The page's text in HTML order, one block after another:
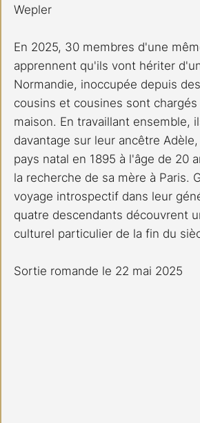
Wepler
En 2025, 30 membres d'une
apprennent qu'ils vont hériter
Normandie, inoccupée depuis
cousins et cousines sont
maison. En travaillant ensemble,
davantage sur leur ancêtre
pays natal en 1895 à l'âge de 20
la recherche de sa mère à Paris.
voyage introspectif dans leur
quatre descendants découvrent
culturel particulier de la fin du
Sortie romande le 22 mai 2025